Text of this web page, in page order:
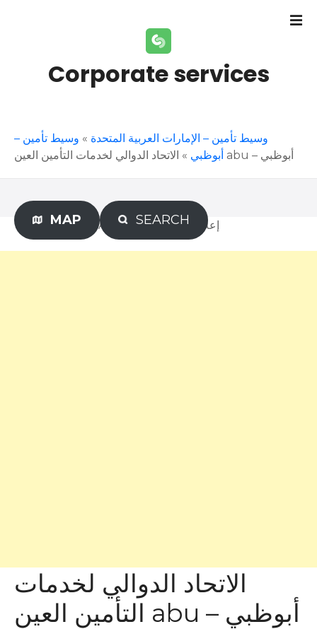
Corporate services
وسيط تأمين – الإمارات العربية المتحدة » وسيط تأمين –
أبوظبي » الاتحاد الدوالي لخدمات التأمين العين abu – أبوظبي
MAP SEARCH Advertisement – إعلان
الاتحاد الدوالي لخدمات
التأمين العين abu – أبوظبي